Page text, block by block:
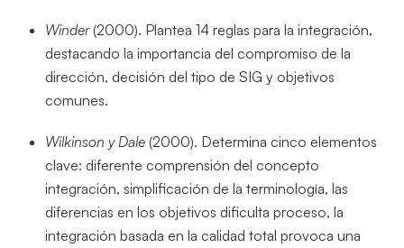
Winder(2000). Plantea 14 reglas para la integración,
destacando la importancia del compromiso de la
dirección, decisión del tipo de SIG y objetivos
comunes.
Wilkinson y Dale (2000). Determina cinco elementos
clave: diferente comprensión del concepto
integración, simplificación de la terminología, las
diferencias en los objetivos dificulta proceso, la
integración basada en la calidad total provoca una